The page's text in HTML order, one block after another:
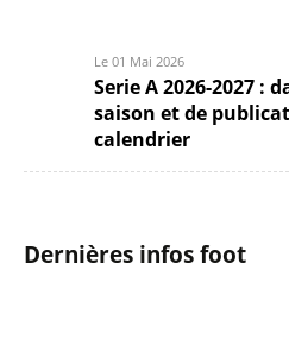
Le 01 Mai 2026
Serie A 2026-2027 :
saison et de
calendrier
Dernières infos foot